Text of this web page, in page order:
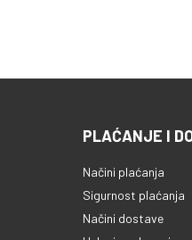
PLAĆANJE I
Načini plaćanja
Sigurnost plaćanja
Načini dostave